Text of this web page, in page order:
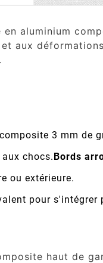
aluminium
aux
3 mm de
chocs.Bords
ou extérieure.
pour
haut de